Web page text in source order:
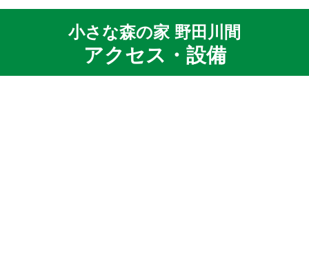
小さな森の家 野田川間
アクセス・設備